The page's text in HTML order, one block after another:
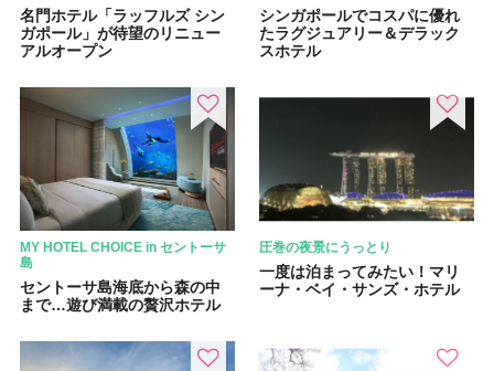
名門ホテル「ラッフルズ シン
ガポール」が待望のリニュー
アルオープン
シンガポールでコスパに優れ
たラグジュアリー＆デラック
スホテル
MY HOTEL CHOICE in セントーサ
島
セントーサ島海底から森の中
まで…遊び満載の贅沢ホテル
圧巻の夜景にうっとり
一度は泊まってみたい！マリ
ーナ・ベイ・サンズ・ホテル